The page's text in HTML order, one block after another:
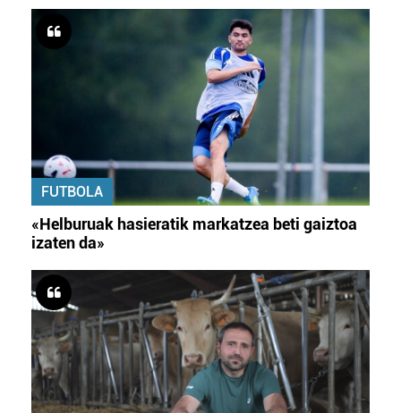
FUTBOLA
«Helburuak hasieratik markatzea beti gaiztoa
izaten da»